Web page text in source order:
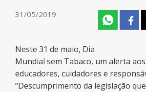
31/05/2019
Neste 31 de maio, Dia
Mundial sem Tabaco, um alerta
educadores, cuidadores e
“Descumprimento da legislação